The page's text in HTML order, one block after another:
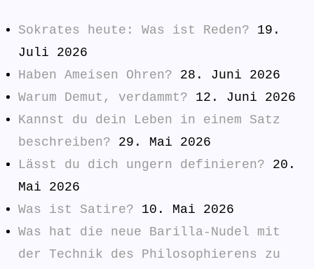
Sokrates heute: Was ist Reden?
19.
Juli 2026
Haben Ameisen Ohren?
28. Juni 2026
Warum Demut, verdammt?
12. Juni 2026
Kannst du dein Leben in einem Satz
beschreiben?
29. Mai 2026
Lässt du dich ungern definieren?
20.
Mai 2026
Was ist Satire?
10. Mai 2026
Was hat die neue Barilla-Nudel mit
der Technik des Philosophierens zu